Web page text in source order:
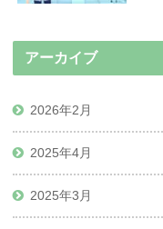
アーカイブ
2026年2月
2025年4月
2025年3月